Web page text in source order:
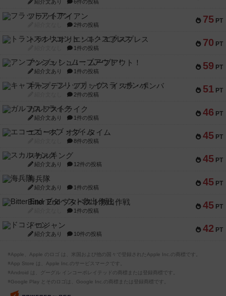
紹介文あり 6件の投稿
75 PT
フラットアイアン
2件の投稿
70 PT
トランスオリエント・エクスプレス
1件の投稿
59 PT
アンブッシュ！：ムーブアウト！
紹介文あり 1件の投稿
51 PT
キャプテン・フリップ：イスラ・ボンバ
2件の投稿
46 PT
ガルフストライク
紹介文あり 1件の投稿
45 PT
エコーズ・オブ・タイム
8件の投稿
45 PT
スカルキング
紹介文あり 12件の投稿
45 PT
海兵隊
紹介文あり 1件の投稿
45 PT
Bitter End ブタペスト救出作戦
1件の投稿
42 PT
ドコジャン
紹介文あり 10件の投稿
※Apple、Apple のロゴ は、米国および他の国々で登録されたApple Inc.の商標です。
※App Store は、Apple Inc.のサービスマークです。
※Android は、グーグル インコーポレイテッドの商標または登録商標です。
※Google Play とそのロゴは、Google Inc.の商標または登録商標です。